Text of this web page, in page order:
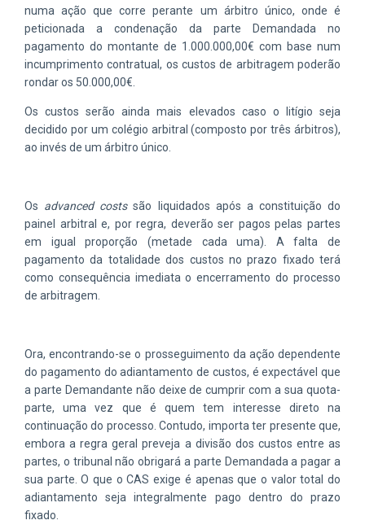
numa ação que corre perante um árbitro único, onde é
peticionada a condenação da parte Demandada no
pagamento do montante de 1.000.000,00€ com base num
incumprimento contratual, os custos de arbitragem poderão
rondar os 50.000,00€.
Os custos serão ainda mais elevados caso o litígio seja
decidido por um colégio arbitral (composto por três árbitros),
ao invés de um árbitro único.
Os advanced costssão liquidados após a constituição do
painel arbitral e, por regra, deverão ser pagos pelas partes
em igual proporção (metade cada uma). A falta de
pagamento da totalidade dos custos no prazo fixado terá
como consequência imediata o encerramento do processo
de arbitragem.
Ora, encontrando-se o prosseguimento da ação dependente
do pagamento do adiantamento de custos, é expectável que
a parte Demandante não deixe de cumprir com a sua quota-
parte, uma vez que é quem tem interesse direto na
continuação do processo. Contudo, importa ter presente que,
embora a regra geral preveja a divisão dos custos entre as
partes, o tribunal não obrigará a parte Demandada a pagar a
sua parte. O que o CAS exige é apenas que o valor total do
adiantamento seja integralmente pago dentro do prazo
fixado.